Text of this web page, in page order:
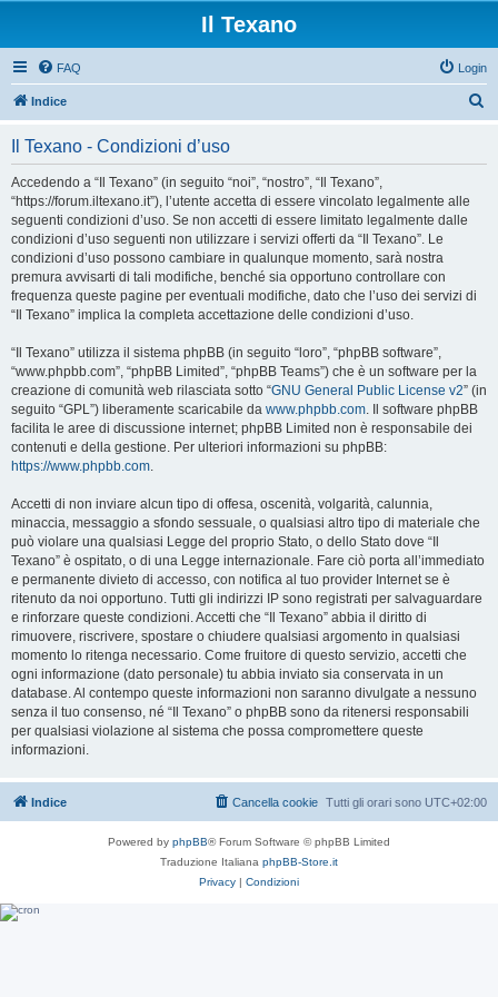
Il Texano
FAQ Login
Indice
Il Texano - Condizioni d’uso
Accedendo a “Il Texano” (in seguito “noi”, “nostro”, “Il Texano”,
“https://forum.iltexano.it”), l’utente accetta di essere vincolato legalmente alle
seguenti condizioni d’uso. Se non accetti di essere limitato legalmente dalle
condizioni d’uso seguenti non utilizzare i servizi offerti da “Il Texano”. Le
condizioni d’uso possono cambiare in qualunque momento, sarà nostra
premura avvisarti di tali modifiche, benché sia opportuno controllare con
frequenza queste pagine per eventuali modifiche, dato che l’uso dei servizi di
“Il Texano” implica la completa accettazione delle condizioni d’uso.
“Il Texano” utilizza il sistema phpBB (in seguito “loro”, “phpBB software”,
“www.phpbb.com”, “phpBB Limited”, “phpBB Teams”) che è un software per la
creazione di comunità web rilasciata sotto “GNU General Public License v2” (in
seguito “GPL”) liberamente scaricabile da www.phpbb.com. Il software phpBB
facilita le aree di discussione internet; phpBB Limited non è responsabile dei
contenuti e della gestione. Per ulteriori informazioni su phpBB:
https://www.phpbb.com.
Accetti di non inviare alcun tipo di offesa, oscenità, volgarità, calunnia,
minaccia, messaggio a sfondo sessuale, o qualsiasi altro tipo di materiale che
può violare una qualsiasi Legge del proprio Stato, o dello Stato dove “Il
Texano” è ospitato, o di una Legge internazionale. Fare ciò porta all’immediato
e permanente divieto di accesso, con notifica al tuo provider Internet se è
ritenuto da noi opportuno. Tutti gli indirizzi IP sono registrati per salvaguardare
e rinforzare queste condizioni. Accetti che “Il Texano” abbia il diritto di
rimuovere, riscrivere, spostare o chiudere qualsiasi argomento in qualsiasi
momento lo ritenga necessario. Come fruitore di questo servizio, accetti che
ogni informazione (dato personale) tu abbia inviato sia conservata in un
database. Al contempo queste informazioni non saranno divulgate a nessuno
senza il tuo consenso, né “Il Texano” o phpBB sono da ritenersi responsabili
per qualsiasi violazione al sistema che possa compromettere queste
informazioni.
Indice Tutti gli orari sono UTC+02:00
Cancella cookie
Powered by phpBB® Forum Software © phpBB Limited
Traduzione Italiana phpBB-Store.it
Privacy | Condizioni